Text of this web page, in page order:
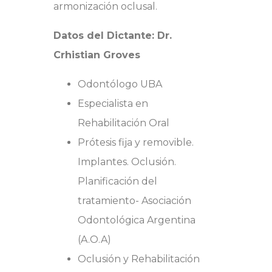
armonización oclusal.
Datos del Dictante: Dr.
Crhistian Groves
Odontólogo UBA
Especialista en
Rehabilitación Oral
Prótesis fija y removible.
Implantes. Oclusión.
Planificación del
tratamiento- Asociación
Odontológica Argentina
(A.O.A)
Oclusión y Rehabilitación